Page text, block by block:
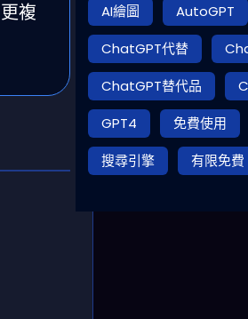
複
AI繪圖 AutoGPT
ChatGPT代替
ChatGPT替代品
GPT4
免費使用
搜尋引擎
有限免費